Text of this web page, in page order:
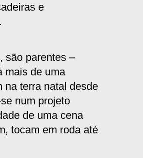
e
são parentes ‒
mais de uma
na terra natal desde
num projeto
de uma cena
tocam em roda até